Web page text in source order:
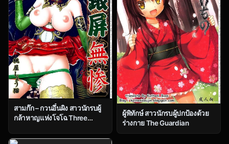
สามก๊ก – กวนอึ๋นผิง สาวนักรบผู้
กล้าหาญแห่งโจโฉ Three
ผู้พิทักษ์ สาวนักรบผู้ปกป้องด้วย
ร่างกาย The Guardian